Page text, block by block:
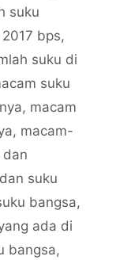
suku
bps,
suku di
suku
, macam
, macam-
dan
suku
bangsa,
ada di
bangsa,